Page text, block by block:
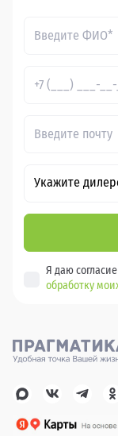
Укажите
Я даю
обработку